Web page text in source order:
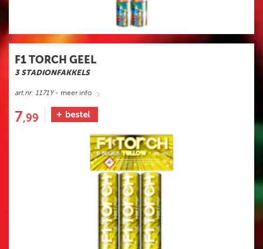
F1 TORCH GEEL
3 STADIONFAKKELS
art.nr: 1171Y- meer info
7,99